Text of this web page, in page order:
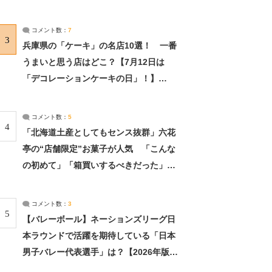
3
コメント数： 7
兵庫県の「ケーキ」の名店10選！ 一番
うまいと思う店はどこ？【7月12日は
「デコレーションケーキの日」！】
4
コメント数： 5
「北海道土産としてもセンス抜群」六花
亭の“店舗限定”お菓子が人気 「こんな
の初めて」「箱買いするべきだった」
5
コメント数： 3
【バレーボール】ネーションズリーグ日
本ラウンドで活躍を期待している「日本
男子バレー代表選手」は？【2026年版・